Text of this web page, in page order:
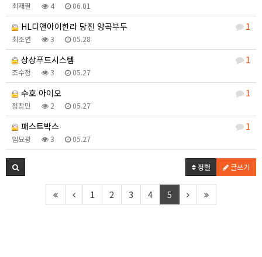
최재필 4 06.01
1
HL디앤아이한라 당진 양곡부두
최조연 3 05.28
1
상상푸드시스템
조수정 3 05.27
1
수호 아이오
정창민 2 05.27
1
패스트박스
임묘광 3 05.27
정렬 글쓰기
1 2 3 4 5